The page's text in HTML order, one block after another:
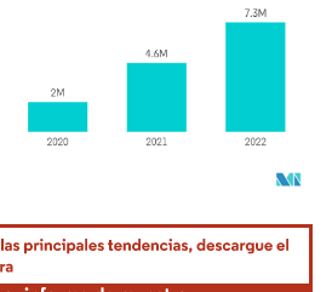
El uso requiere atribución según CC BY 4.0.